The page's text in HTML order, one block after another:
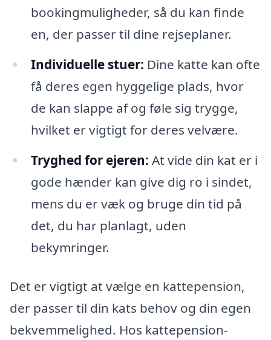
bookingmuligheder, så du kan finde
en, der passer til dine rejseplaner.
Individuelle stuer: Dine katte kan ofte
få deres egen hyggelige plads, hvor
de kan slappe af og føle sig trygge,
hvilket er vigtigt for deres velvære.
Tryghed for ejeren: At vide din kat er i
gode hænder kan give dig ro i sindet,
mens du er væk og bruge din tid på
det, du har planlagt, uden
bekymringer.
Det er vigtigt at vælge en kattepension,
der passer til din kats behov og din egen
bekvemmelighed. Hos kattepension-